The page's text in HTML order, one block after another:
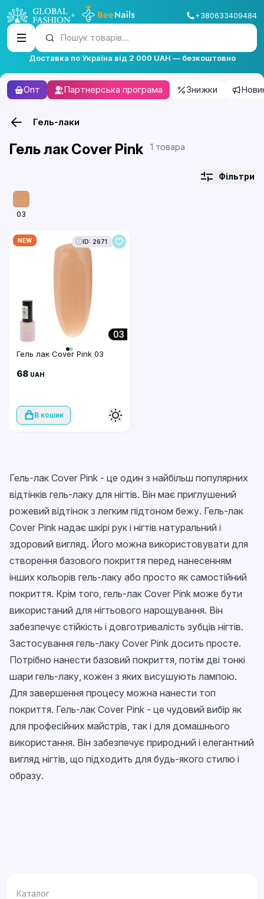
+380633409484
Пошук товарів...
Доставка по Україна від 2 000 UAH — безкоштовно
Опт Партнерська програма Знижки
Гель-лаки
Гель лак Cover Pink 1 товара
Фільтри
03
NEW ID: 2671
Гель лак Cover Pink 03
68 UAH
В кошик
Гель-лак Cover Pink - це один з найбільш популярних
відтінків гель-лаку для нігтів. Він має приглушений
рожевий відтінок з легким підтоном бежу. Гель-лак
Cover Pink надає шкірі рук і нігтів натуральний і
здоровий вигляд. Його можна використовувати для
створення базового покриття перед нанесенням
інших кольорів гель-лаку або просто як самостійний
покриття. Крім того, гель-лак Cover Pink може бути
використаний для нігтьового нарощування. Він
забезпечує стійкість і довготривалість зубців нігтів.
Застосування гель-лаку Cover Pink досить просте.
Потрібно нанести базовий покриття, потім дві тонкі
шари гель-лаку, кожен з яких висушують лампою.
Для завершення процесу можна нанести топ
покриття. Гель-лак Cover Pink - це чудовий вибір як
для професійних майстрів, так і для домашнього
використання. Він забезпечує природний і елегантний
вигляд нігтів, що підходить для будь-якого стилю і
образу.
Каталог